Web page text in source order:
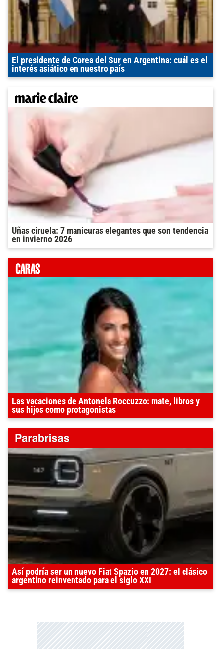
El presidente de Corea del Sur en Argentina: cuál es el
interés asiático en nuestro país
Uñas ciruela: 7 manicuras elegantes que son tendencia
en invierno 2026
Las vacaciones de Antonela Roccuzzo: mate, libros y
sus hijos como protagonistas
Así podría ser un nuevo Fiat Spazio en 2027: el clásico
argentino reinventado para el siglo XXI